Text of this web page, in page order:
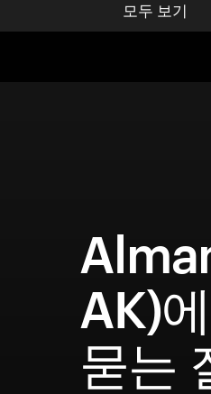
모두 보기
AK)
묻는